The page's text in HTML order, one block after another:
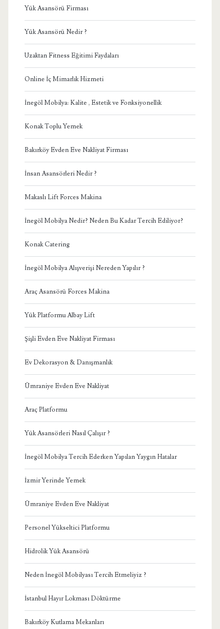
Yük Asansörü Firması
Yük Asansörü Nedir ?
Uzaktan Fitness Eğitimi Faydaları
Online İç Mimarlık Hizmeti
İnegöl Mobilya: Kalite , Estetik ve Fonksiyonellik
Konak Toplu Yemek
Bakırköy Evden Eve Nakliyat Firması
İnsan Asansörleri Nedir ?
Makaslı Lift Forces Makina
İnegöl Mobilya Nedir? Neden Bu Kadar Tercih Ediliyor?
Konak Catering
İnegöl Mobilya Alışverişi Nereden Yapılır ?
Araç Asansörü Forces Makina
Yük Platformu Albay Lift
Şişli Evden Eve Nakliyat Firması
Ev Dekorasyon & Danışmanlık
Ümraniye Evden Eve Nakliyat
Araç Platformu
Yük Asansörleri Nasıl Çalışır ?
İnegöl Mobilya Tercih Ederken Yapılan Yaygın Hatalar
İzmir Yerinde Yemek
Ümraniye Evden Eve Nakliyat
Personel Yükseltici Platformu
Hidrolik Yük Asansörü
Neden İnegöl Mobilyası Tercih Etmeliyiz ?
İstanbul Hayır Lokması Döktürme
Bakırköy Kutlama Mekanları